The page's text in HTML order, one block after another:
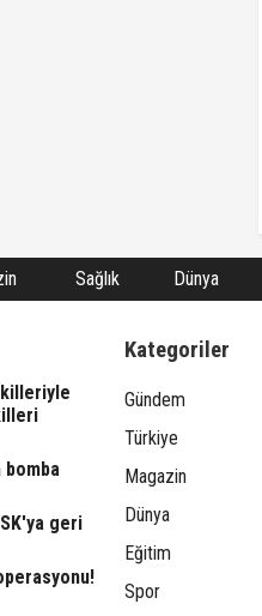
Sağlık Dünya
geri
Kategoriler
Gündem
Türkiye
Magazin
Dünya
Eğitim
Spor